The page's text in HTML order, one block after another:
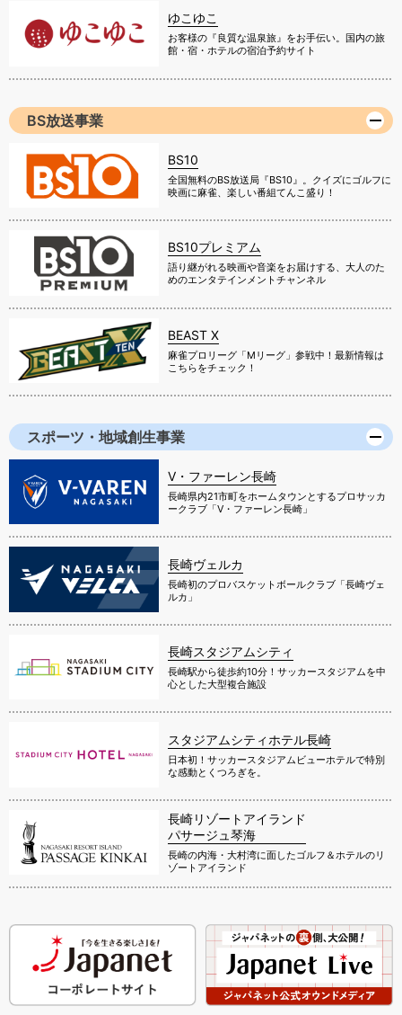
ゆこゆこ
お客様の『良質な温泉旅』をお手伝い。国内の旅
館・宿・ホテルの宿泊予約サイト
BS放送事業
BS10
全国無料のBS放送局『BS10』。クイズにゴルフに
映画に麻雀、楽しい番組てんこ盛り！
BS10プレミアム
語り継がれる映画や音楽をお届けする、大人のた
めのエンタテインメントチャンネル
BEAST X
麻雀プロリーグ「Mリーグ」参戦中！最新情報は
こちらをチェック！
スポーツ・地域創生事業
V・ファーレン長崎
長崎県内21市町をホームタウンとするプロサッカ
ークラブ「V・ファーレン長崎」
長崎ヴェルカ
長崎初のプロバスケットボールクラブ「長崎ヴェ
ルカ」
長崎スタジアムシティ
長崎駅から徒歩約10分！サッカースタジアムを中
心とした大型複合施設
スタジアムシティホテル長崎
日本初！サッカースタジアムビューホテルで特別
な感動とくつろぎを。
長崎リゾートアイランド
パサージュ琴海
長崎の内海・大村湾に面したゴルフ＆ホテルのリ
ゾートアイランド